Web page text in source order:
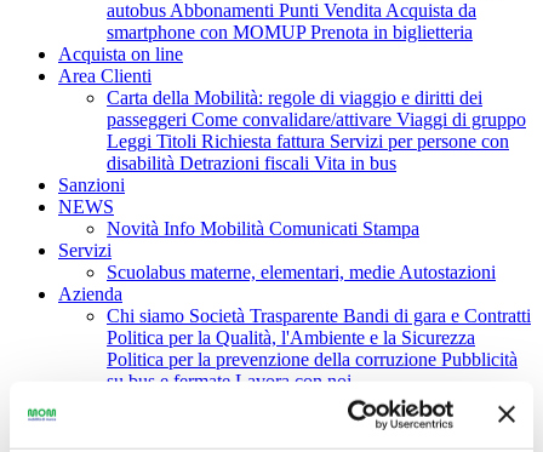
autobus Abbonamenti Punti Vendita Acquista da
smartphone con MOMUPPrenota in biglietteria
Acquista on line
Area Clienti
Carta della Mobilità: regole di viaggio e diritti dei
passeggeri Come convalidare/attivare Viaggi di gruppo
Leggi Titoli Richiesta fattura Servizi per persone con
disabilità Detrazioni fiscali Vita in bus
Sanzioni
NEWS
Novità Info Mobilità Comunicati Stampa
Servizi
Scuolabus materne, elementari, medie Autostazioni
Azienda
Chi siamo Società Trasparente Bandi di gara e Contratti
Politica per la Qualità, l'Ambiente e la Sicurezza
Politica per la prevenzione della corruzione Pubblicità
su bus e fermate Lavora con noi